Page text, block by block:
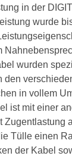
in der
wurde
wurden
den
in vollem
ist mit einer
Zugentlastung
Tülle einen
der Kabel